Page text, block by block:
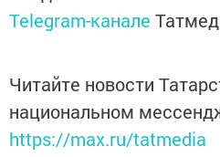
Telegram-канале
Читайте новости
национальном
https://max.ru/tatmedia